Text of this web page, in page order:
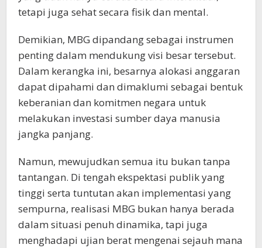
tetapi juga sehat secara fisik dan mental.
Demikian, MBG dipandang sebagai instrumen
penting dalam mendukung visi besar tersebut.
Dalam kerangka ini, besarnya alokasi anggaran
dapat dipahami dan dimaklumi sebagai bentuk
keberanian dan komitmen negara untuk
melakukan investasi sumber daya manusia
jangka panjang.
Namun, mewujudkan semua itu bukan tanpa
tantangan. Di tengah ekspektasi publik yang
tinggi serta tuntutan akan implementasi yang
sempurna, realisasi MBG bukan hanya berada
dalam situasi penuh dinamika, tapi juga
menghadapi ujian berat mengenai sejauh mana